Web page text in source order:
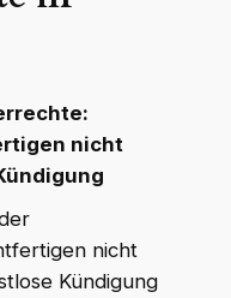
nicht
nicht
Kündigung